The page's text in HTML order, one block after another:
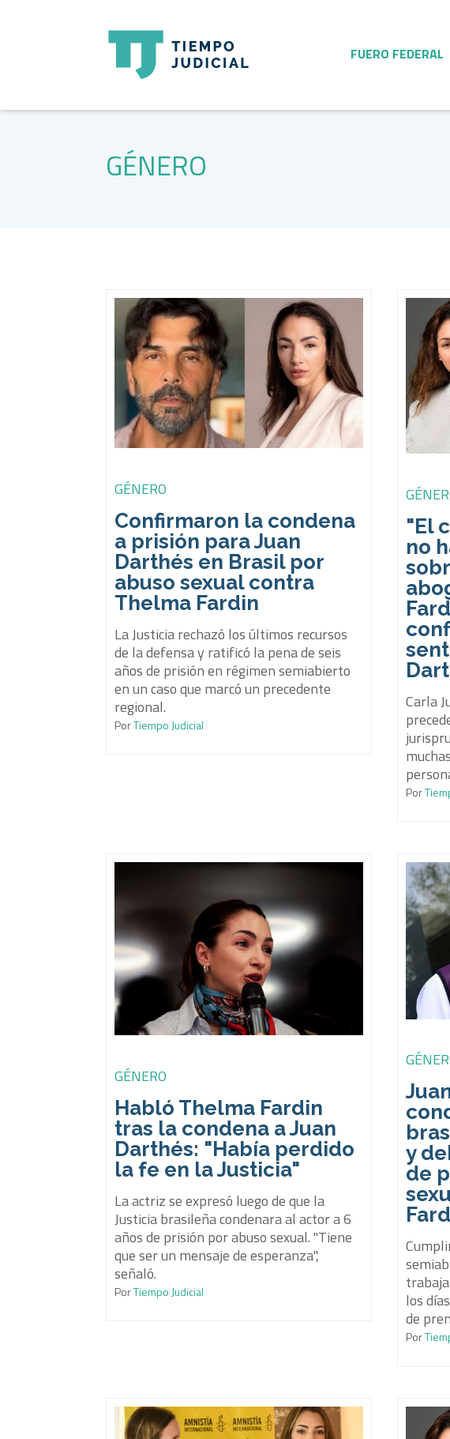
FUERO FEDERAL
GÉNERO
GÉNERO
Confirmaron la condena
a prisión para Juan
Darthés en Brasil por
abuso sexual contra
Thelma Fardin
La Justicia rechazó los últimos recursos
de la defensa y ratificó la pena de seis
años de prisión en régimen semiabierto
en un caso que marcó un precedente
regional.
PorTiempo Judicial
"El
no
Carla
Por
GÉNERO
Habló Thelma Fardin
tras la condena a Juan
Darthés: "Había perdido
la fe en la Justicia"
La actriz se expresó luego de que la
Justicia brasileña condenara al actor a 6
años de prisión por abuso sexual. "Tiene
que ser un mensaje de esperanza",
señaló.
PorTiempo Judicial
y
de
los
de
Por